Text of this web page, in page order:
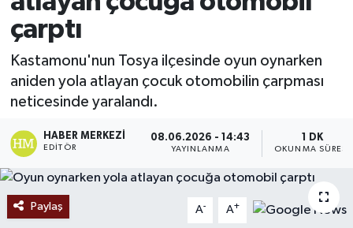
çarptı
Kastamonu'nun Tosya ilçesinde oyun oynarken
aniden yola atlayan çocuk otomobilin çarpması
neticesinde yaralandı.
HABER MERKEZI
EDITÖR
08.06.2026 - 14:43
YAYINLANMA
1 DK
OKUNMA SÜRESI
Paylaş A- A+
Ekonomi
Sağlık
Tokat Haber